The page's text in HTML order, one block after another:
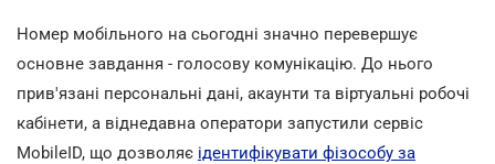
Номер мобільного на сьогодні значно перевершує
основне завдання - голосову комунікацію. До нього
прив'язані персональні дані, акаунти та віртуальні робочі
кабінети, а віднедавна оператори запустили сервіс
MobileID, що дозволяє ідентифікувати фізособу за